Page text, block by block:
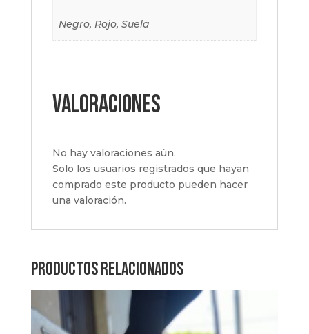
Negro, Rojo, Suela
Valoraciones
No hay valoraciones aún.
Solo los usuarios registrados que hayan
comprado este producto pueden hacer
una valoración.
Productos relacionados